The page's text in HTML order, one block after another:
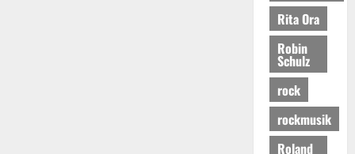
Rita Ora
Robin
Schulz
rock
rockmusik
Roland